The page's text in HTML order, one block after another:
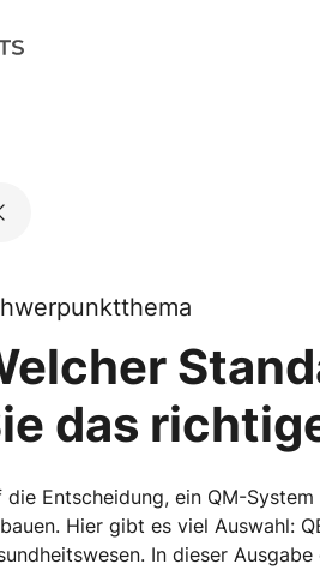
das
die Entscheidung, ein QM-
Hier gibt es viel Auswahl:
In dieser